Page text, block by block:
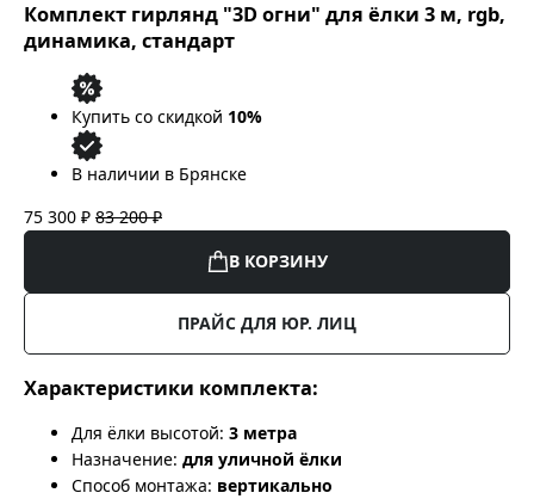
Комплект гирлянд "3D огни" для ёлки 3 м, rgb,
динамика, стандарт
Купить со скидкой 10%
В наличии в Брянске
75 300 ₽ 83 200 ₽
В КОРЗИНУ
ПРАЙС ДЛЯ ЮР. ЛИЦ
Характеристики комплекта:
Для ёлки высотой: 3 метра
Назначение: для уличной ёлки
Способ монтажа: вертикально